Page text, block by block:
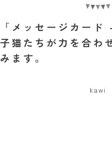
「メッセージカー
子猫たちが力を合わ
みます。
kawi